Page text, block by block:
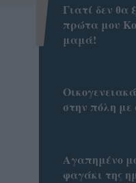
Γιατί δεν θα
πρώτα μου
μαμά!
στην πόλη
Αγαπημένο
φαγάκι της